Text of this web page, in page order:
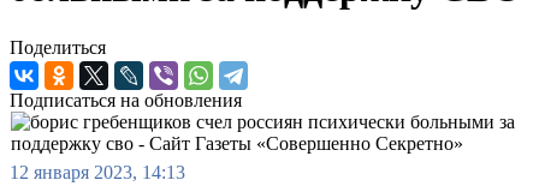
Поделиться
Подписаться на обновления
12 января 2023, 14:13